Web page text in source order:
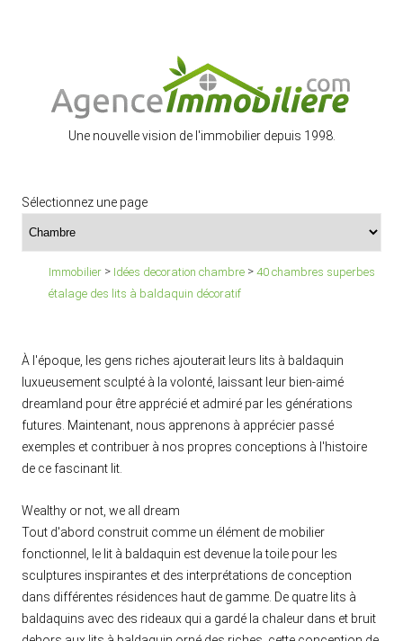
Une nouvelle vision de l'immobilier depuis 1998.
Sélectionnez une page
Immobilier > Idées decoration chambre > 40 chambres superbes
étalage des lits à baldaquin décoratif
À l'époque, les gens riches ajouterait leurs lits à baldaquin
luxueusement sculpté à la volonté, laissant leur bien-aimé
dreamland pour être apprécié et admiré par les générations
futures. Maintenant, nous apprenons à apprécier passé
exemples et contribuer à nos propres conceptions à l'histoire
de ce fascinant lit.
Wealthy or not, we all dream
Tout d'abord construit comme un élément de mobilier
fonctionnel, le lit à baldaquin est devenue la toile pour les
sculptures inspirantes et des interprétations de conception
dans différentes résidences haut de gamme. De quatre lits à
baldaquins avec des rideaux qui a gardé la chaleur dans et bruit